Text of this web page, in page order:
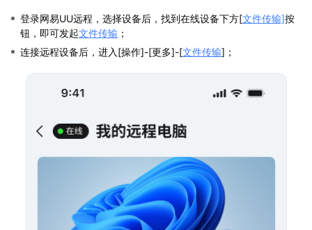
登录网易UU远程，选择设备后，找到在线设备下方[文件传输]按
钮，即可发起文件传输；
连接远程设备后，进入[操作]-[更多]-[文件传输]；